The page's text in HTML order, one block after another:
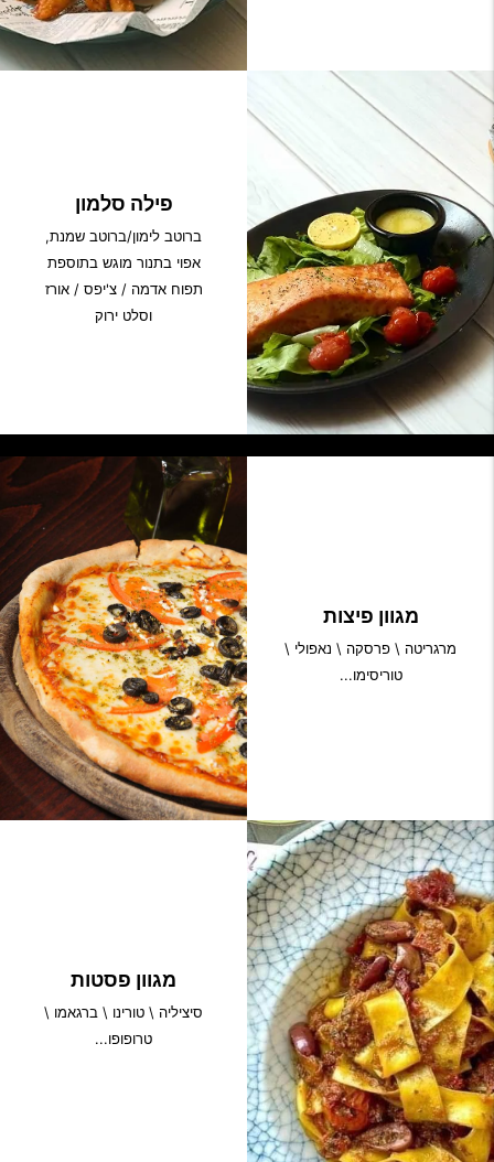
פילה סלמון
ברוטב לימון/ברוטב שמנת,
אפוי בתנור מוגש בתוספת
תפוח אדמה / צ'יפס / אורז
וסלט ירוק
מגוון פיצות
מרגריטה \ פרסקה \ נאפולי \
טוריסימו...
מגוון פסטות
סיציליה \ טורינו \ ברגאמו \
טרופופו...